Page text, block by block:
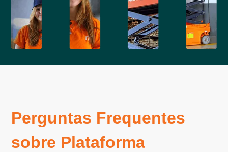
Perguntas Frequentes
sobre Plataforma